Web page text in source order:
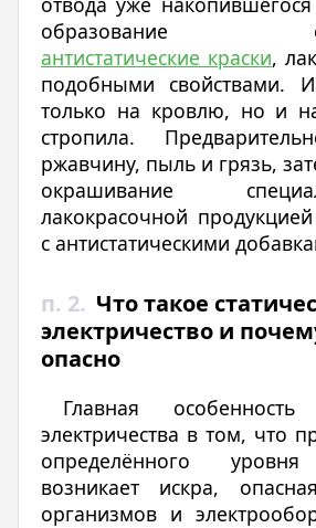
образование
антистатические краски,
подобными свойствами.
только на кровлю, но и
стропила.
ржавчину, пыль и грязь,
окрашивание
лакокрасочной
с антистатическими
п. 2. Что такое
электричество и
опасно
Главная особенность
электричества в том, что
определённого
возникает искра,
организмов и